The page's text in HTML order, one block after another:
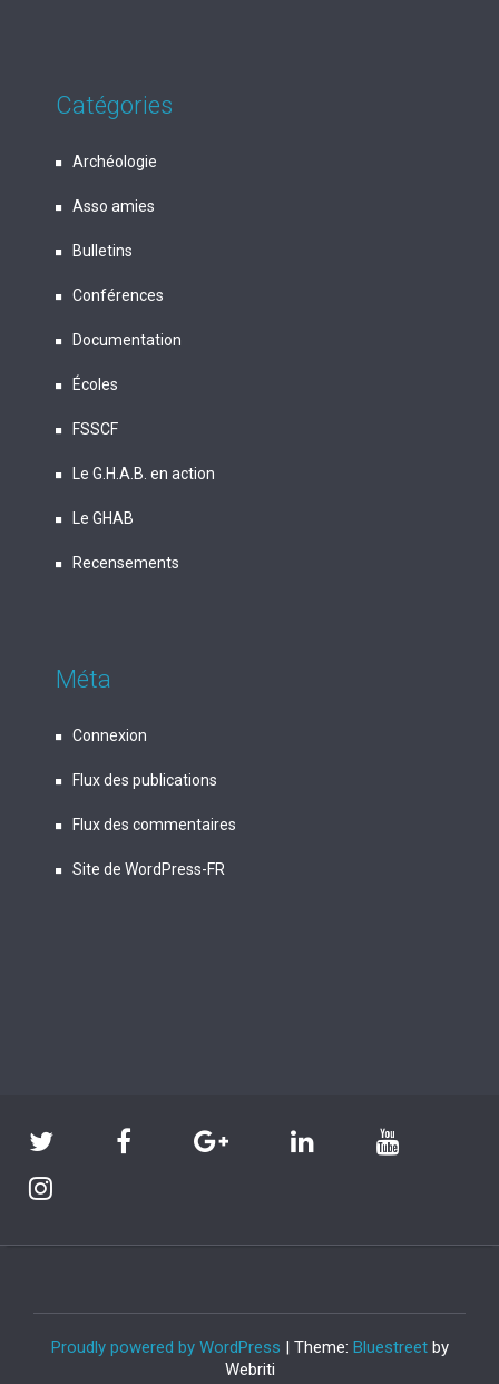
Catégories
Archéologie
Asso amies
Bulletins
Conférences
Documentation
Écoles
FSSCF
Le G.H.A.B. en action
Le GHAB
Recensements
Méta
Connexion
Flux des publications
Flux des commentaires
Site de WordPress-FR
Proudly powered by WordPress | Theme: Bluestreetby
Webriti